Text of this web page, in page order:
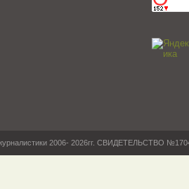
журналистики 2006- 2026гг. СВИДЕТЕЛЬСТВО